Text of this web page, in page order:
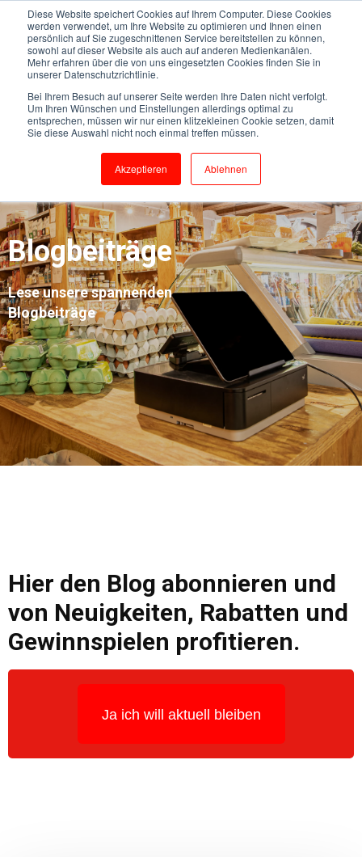
Diese Website speichert Cookies auf Ihrem Computer. Diese Cookies
werden verwendet, um Ihre Website zu optimieren und Ihnen einen
persönlich auf Sie zugeschnittenen Service bereitstellen zu können,
sowohl auf dieser Website als auch auf anderen Medienkanälen.
Mehr erfahren über die von uns eingesetzten Cookies finden Sie in
unserer Datenschutzrichtlinie.
Bei Ihrem Besuch auf unserer Seite werden Ihre Daten nicht verfolgt.
Um Ihren Wünschen und Einstellungen allerdings optimal zu
entsprechen, müssen wir nur einen klitzekleinen Cookie setzen, damit
Sie diese Auswahl nicht noch einmal treffen müssen.
Akzeptieren Ablehnen
Blogbeiträge
Lese unsere spannenden
Blogbeiträge
Hier den Blog abonnieren und
von Neuigkeiten, Rabatten und
Gewinnspielen profitieren.
Ja ich will aktuell bleiben